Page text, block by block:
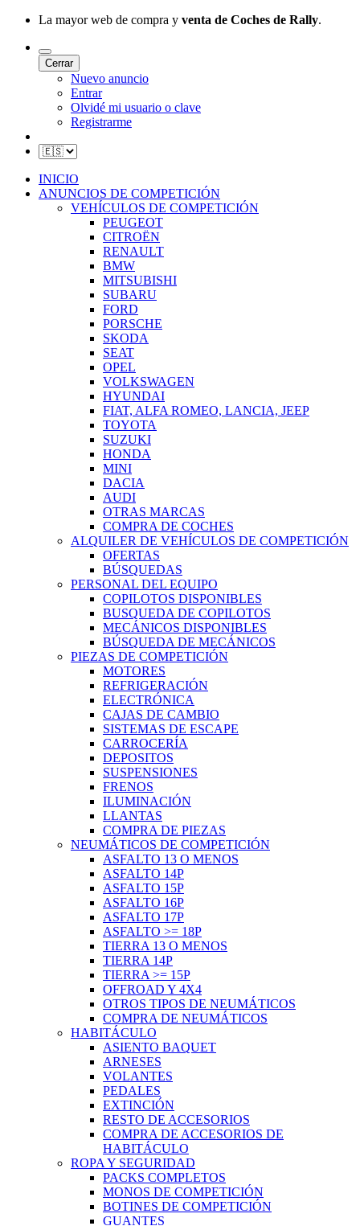
La mayor web de compra y venta de Coches de Rally.
Cerrar
Nuevo anuncio
Entrar
Olvidé mi usuario o clave
Registrarme
INICIO
ANUNCIOS DE COMPETICIÓN
VEHÍCULOS DE COMPETICIÓN
PEUGEOT
CITROËN
RENAULT
BMW
MITSUBISHI
SUBARU
FORD
PORSCHE
SKODA
SEAT
OPEL
VOLKSWAGEN
HYUNDAI
FIAT, ALFA ROMEO, LANCIA, JEEP
TOYOTA
SUZUKI
HONDA
MINI
DACIA
AUDI
OTRAS MARCAS
COMPRA DE COCHES
ALQUILER DE VEHÍCULOS DE COMPETICIÓN
OFERTAS
BÚSQUEDAS
PERSONAL DEL EQUIPO
COPILOTOS DISPONIBLES
BUSQUEDA DE COPILOTOS
MECÁNICOS DISPONIBLES
BÚSQUEDA DE MECÁNICOS
PIEZAS DE COMPETICIÓN
MOTORES
REFRIGERACIÓN
ELECTRÓNICA
CAJAS DE CAMBIO
SISTEMAS DE ESCAPE
CARROCERÍA
DEPOSITOS
SUSPENSIONES
FRENOS
ILUMINACIÓN
LLANTAS
COMPRA DE PIEZAS
NEUMÁTICOS DE COMPETICIÓN
ASFALTO 13 O MENOS
ASFALTO 14P
ASFALTO 15P
ASFALTO 16P
ASFALTO 17P
ASFALTO >= 18P
TIERRA 13 O MENOS
TIERRA 14P
TIERRA >= 15P
OFFROAD Y 4X4
OTROS TIPOS DE NEUMÁTICOS
COMPRA DE NEUMÁTICOS
HABITÁCULO
ASIENTO BAQUET
ARNESES
VOLANTES
PEDALES
EXTINCIÓN
RESTO DE ACCESORIOS
COMPRA DE ACCESORIOS DE
HABITÁCULO
ROPA Y SEGURIDAD
PACKS COMPLETOS
MONOS DE COMPETICIÓN
BOTINES DE COMPETICIÓN
GUANTES